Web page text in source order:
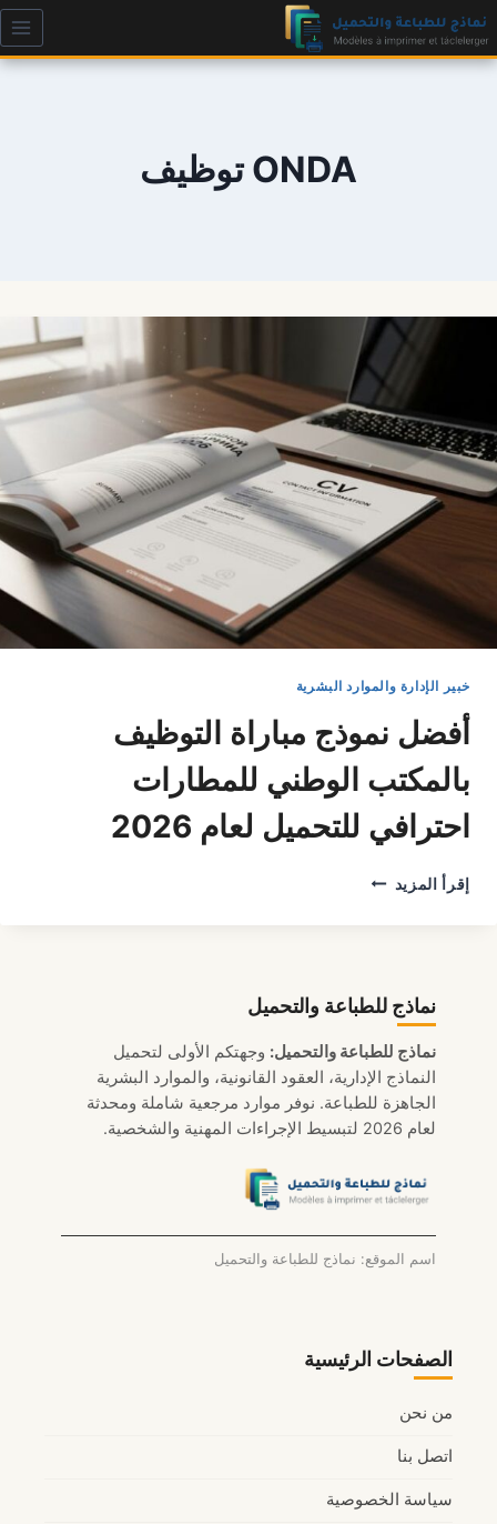
التجاوز
إلى
المحتوى
ONDA توظيف
خبير الإدارة والموارد البشرية
أفضل نموذج مباراة التوظيف
بالمكتب الوطني للمطارات
احترافي للتحميل لعام 2026
إقرأ المزيد أفضل
مباراة
الوطني
للمطارات
احترافي
للتحميل
لعام
2026
نماذج للطباعة والتحميل
نماذج للطباعة والتحميل: وجهتكم الأولى لتحميل
النماذج الإدارية، العقود القانونية، والموارد البشرية
الجاهزة للطباعة. نوفر موارد مرجعية شاملة ومحدثة
لعام 2026 لتبسيط الإجراءات المهنية والشخصية.
اسم الموقع: نماذج للطباعة والتحميل
الصفحات الرئيسية
من نحن
اتصل بنا
سياسة الخصوصية